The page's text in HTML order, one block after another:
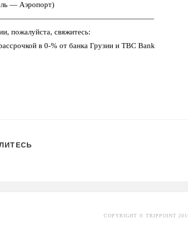
— Аэропорт)
пожалуйста, свяжитесь:
в 0-% от банка Грузии и TBC Bank
COPYRIGHT © TRIPPOINT